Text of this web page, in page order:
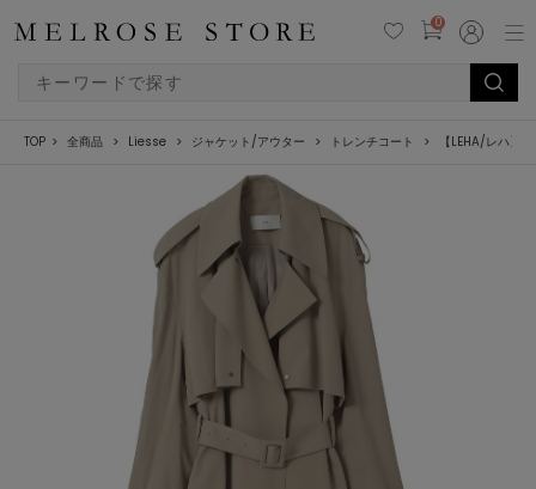
0
TOP 全商品 Liesse ジャケット/アウター トレンチコート 【LEHA/レハ】